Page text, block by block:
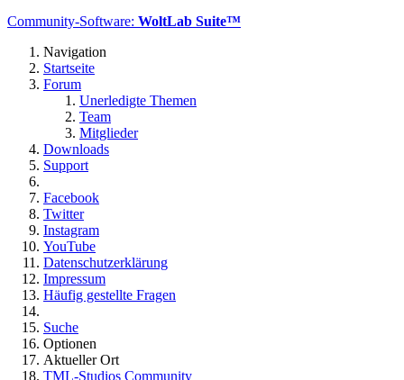
Community-Software: WoltLab Suite™
Navigation
Startseite
Forum
Unerledigte Themen
Team
Mitglieder
Downloads
Support
Facebook
Twitter
Instagram
YouTube
Datenschutzerklärung
Impressum
Häufig gestellte Fragen
Suche
Optionen
Aktueller Ort
TML-Studios Community